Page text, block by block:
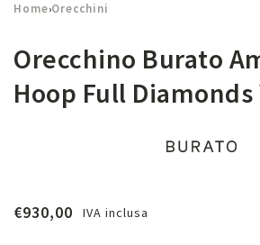
Home›Orecchini
Orecchino Burato
Hoop Full Diamonds
€930,00 IVA inclusa